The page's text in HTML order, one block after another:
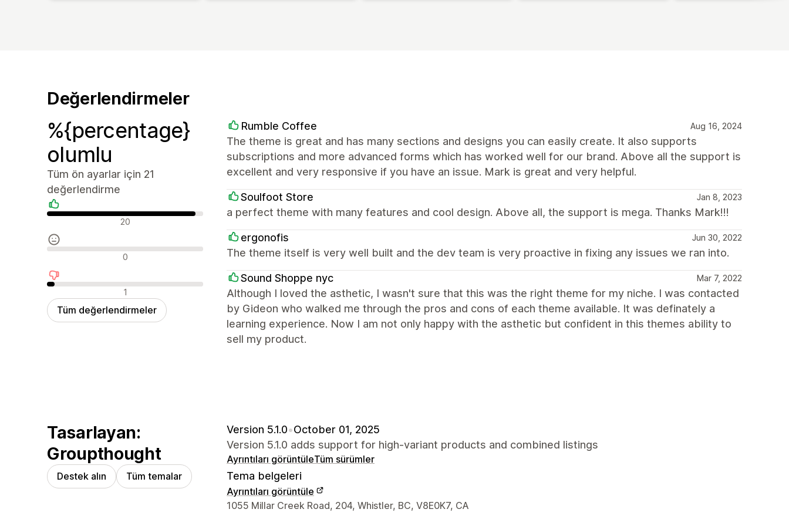
Değerlendirmeler
%{percentage}
olumlu
Tüm ön ayarlar için 21
değerlendirme
Olumlu değerlendirmeler
20
Nötr değerlendirmeler
0
Olumsuz değerlendirmeler
1
Tüm değerlendirmeler
Rumble Coffee Aug 16, 2024
The theme is great and has many sections and designs you can easily create. It also supports
subscriptions and more advanced forms which has worked well for our brand. Above all the support is
excellent and very responsive if you have an issue. Mark is great and very helpful.
Soulfoot Store Jan 8, 2023
a perfect theme with many features and cool design. Above all, the support is mega. Thanks Mark!!!
ergonofis Jun 30, 2022
The theme itself is very well built and the dev team is very proactive in fixing any issues we ran into.
Sound Shoppe nyc Mar 7, 2022
Although I loved the asthetic, I wasn't sure that this was the right theme for my niche. I was contacted
by Gideon who walked me through the pros and cons of each theme available. It was definately a
learning experience. Now I am not only happy with the asthetic but confident in this themes ability to
sell my product.
Tasarlayan:
Groupthought
Destek alın Tüm temalar
Version 5.1.0•October 01, 2025
Version 5.1.0 adds support for high-variant products and combined listings
Ayrıntıları görüntüleTüm sürümler
Tema belgeleri
Ayrıntıları görüntüle
Tasarımcı iletişim bilgileri
1055 Millar Creek Road, 204, Whistler, BC, V8E0K7, CA